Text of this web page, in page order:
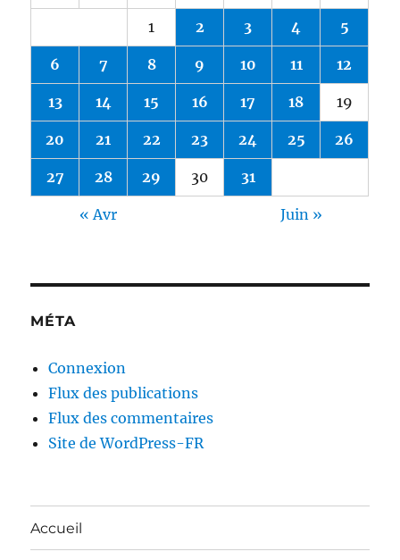
1 2 3 4 5
6 7 8 9 10 11 12
13 14 15 16 17 18 19
20 21 22 23 24 25 26
27 28 29 30 31
« Avr Juin »
MÉTA
Connexion
Flux des publications
Flux des commentaires
Site de WordPress-FR
Accueil